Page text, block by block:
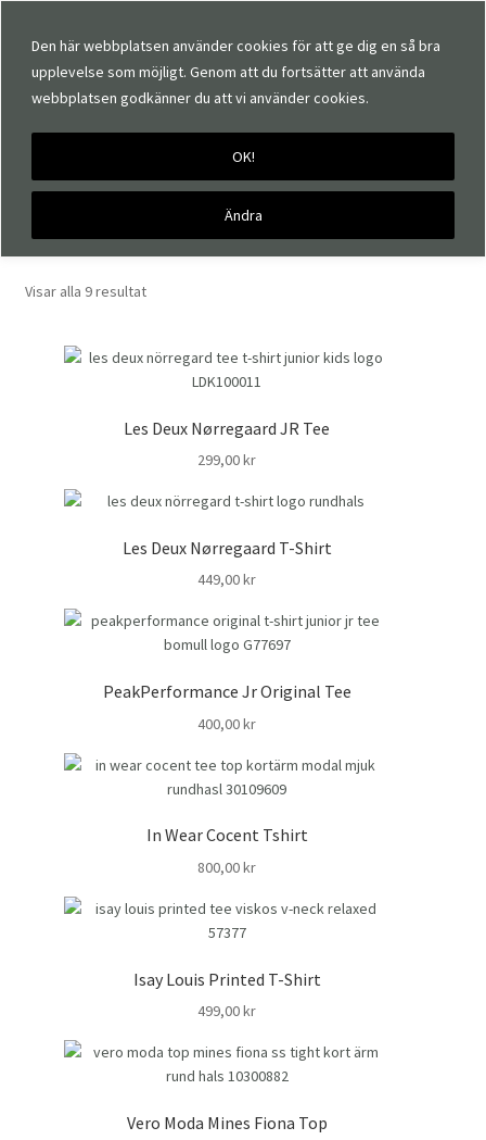
Den här webbplatsen använder cookies för att ge dig en så bra
upplevelse som möjligt. Genom att du fortsätter att använda
webbplatsen godkänner du att vi använder cookies.
Ändra
OK!
Produkter märkta ”t-shirt”
t-shirt
Visar alla 9 resultatSortera
Les Deux Nørregaard JR Tee
299,00kr
Les Deux Nørregaard T-Shirt
449,00kr
PeakPerformance Jr Original Tee
400,00kr
In Wear Cocent Tshirt
800,00kr
Isay Louis Printed T-Shirt
499,00kr
Vero Moda Mines Fiona Top